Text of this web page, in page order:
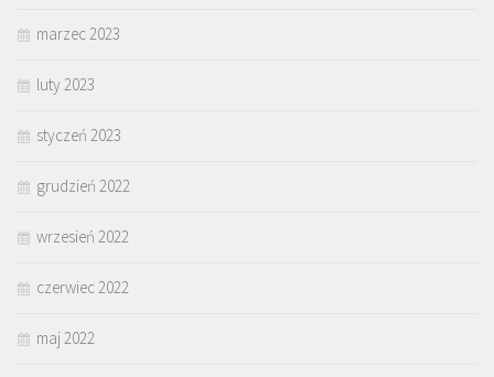
marzec 2023
luty 2023
styczeń 2023
grudzień 2022
wrzesień 2022
czerwiec 2022
maj 2022